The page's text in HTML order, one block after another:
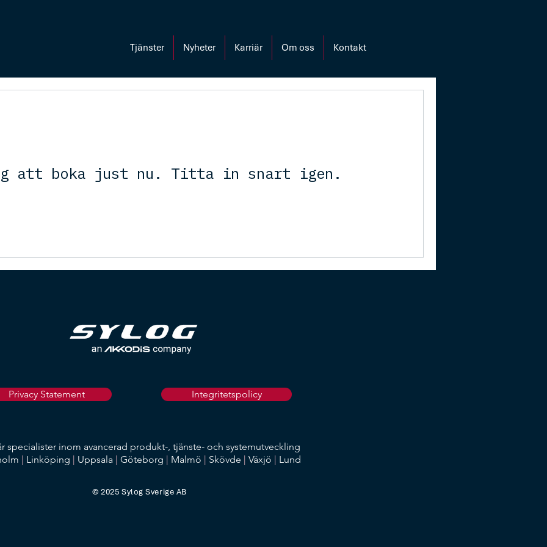
Tjänster Nyheter Karriär Om oss Kontakt
att boka just nu. Titta in snart igen.
Privacy Statement Integritetspolicy
specialister inom avancerad produkt-, tjänste- och systemutveckling
| Linköping | Uppsala | Göteborg | Malmö | Skövde | Växjö | Lund
© 2025 Sylog Sverige AB